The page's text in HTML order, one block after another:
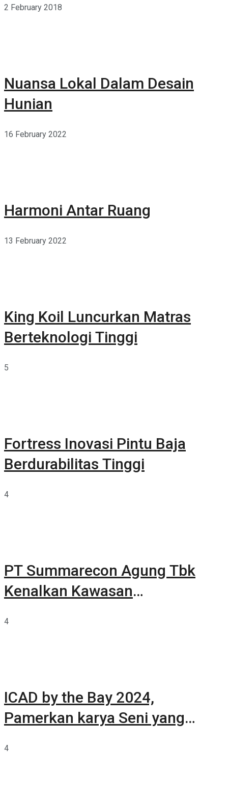
2 February 2018
Nuansa Lokal Dalam Desain
Hunian
16 February 2022
Harmoni Antar Ruang
13 February 2022
King Koil Luncurkan Matras
Berteknologi Tinggi
5
Fortress Inovasi Pintu Baja
Berdurabilitas Tinggi
4
PT Summarecon Agung Tbk
Kenalkan Kawasan
4
ICAD by the Bay 2024,
Pamerkan karya Seni yang
4